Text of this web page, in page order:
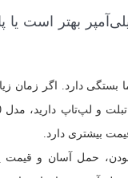
بستگی دارد. اگر زمان
بیشتری دارد.
حمل آسان و قیمت